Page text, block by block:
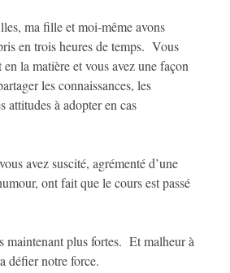
ma fille et moi-même avons
en trois heures de temps. Vous
en la matière et vous avez une façon
les connaissances, les
attitudes à adopter en cas
avez suscité, agrémenté d’une
ont fait que le cours est passé
maintenant plus fortes. Et malheur à
défier notre force.